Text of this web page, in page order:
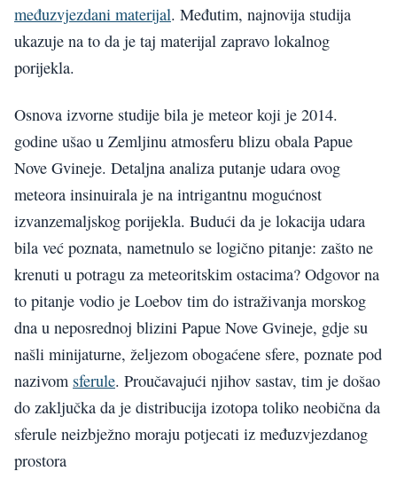
međuzvjezdani materijal. Međutim, najnovija studija
ukazuje na to da je taj materijal zapravo lokalnog
porijekla.
Osnova izvorne studije bila je meteor koji je 2014.
godine ušao u Zemljinu atmosferu blizu obala Papue
Nove Gvineje. Detaljna analiza putanje udara ovog
meteora insinuirala je na intrigantnu mogućnost
izvanzemaljskog porijekla. Budući da je lokacija udara
bila već poznata, nametnulo se logično pitanje: zašto ne
krenuti u potragu za meteoritskim ostacima? Odgovor na
to pitanje vodio je Loebov tim do istraživanja morskog
dna u neposrednoj blizini Papue Nove Gvineje, gdje su
našli minijaturne, željezom obogaćene sfere, poznate pod
nazivom sferule. Proučavajući njihov sastav, tim je došao
do zaključka da je distribucija izotopa toliko neobična da
sferule neizbježno moraju potjecati iz međuzvjezdanog
prostora